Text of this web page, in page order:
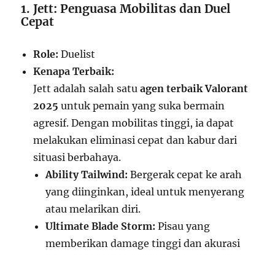
1. Jett: Penguasa Mobilitas dan Duel
Cepat
Role: Duelist
Kenapa Terbaik:
Jett adalah salah satuagen terbaik Valorant
2025 untuk pemain yang suka bermain
agresif. Dengan mobilitas tinggi, ia dapat
melakukan eliminasi cepat dan kabur dari
situasi berbahaya.
Ability Tailwind: Bergerak cepat ke arah
yang diinginkan, ideal untuk menyerang
atau melarikan diri.
Ultimate Blade Storm: Pisau yang
memberikan damage tinggi dan akurasi